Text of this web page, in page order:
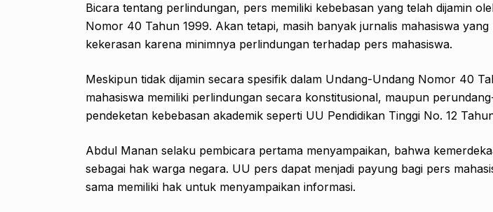
Bicara tentang perlindungan, pers memiliki kebebasan yang telah dijamin
Nomor 40 Tahun 1999. Akan tetapi, masih banyak jurnalis mahasiswa
kekerasan karena minimnya perlindungan terhadap pers mahasiswa.
Meskipun tidak dijamin secara spesifik dalam Undang-Undang Nomor 40
mahasiswa memiliki perlindungan secara konstitusional, maupun
pendeketan kebebasan akademik seperti UU Pendidikan Tinggi No. 12
Abdul Manan selaku pembicara pertama menyampaikan, bahwa
sebagai hak warga negara. UU pers dapat menjadi payung bagi pers
sama memiliki hak untuk menyampaikan informasi.